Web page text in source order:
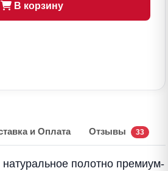
В корзину
и Оплата Отзывы 33
натуральное полотно премиум-